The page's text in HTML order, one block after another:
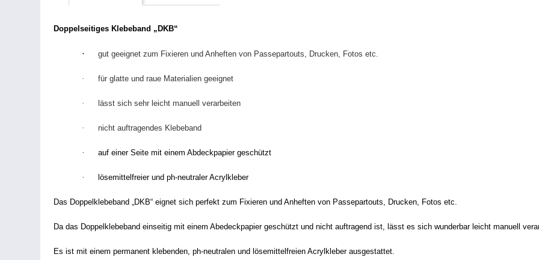
Doppelseitiges Klebeband „DKB“
· gut geeignet zum Fixieren und Anheften von Passepartouts, Drucken, Fotos etc.
· für glatte und raue Materialien geeignet
· lässt sich sehr leicht manuell verarbeiten
· nicht auftragendes Klebeband
· auf einer Seite mit einem Abdeckpapier geschützt
· lösemittelfreier und ph-neutraler Acrylkleber
Das Doppelklebeband „DKB“ eignet sich perfekt zum Fixieren und Anheften von Passepartouts, Drucken, Fotos etc.
Da das Doppelklebeband einseitig mit einem Abedeckpapier geschützt und nicht auftragend ist, lässt es sich wunderbar leicht manuell
Es ist mit einem permanent klebenden, ph-neutralen und lösemittelfreien Acrylkleber ausgestattet.